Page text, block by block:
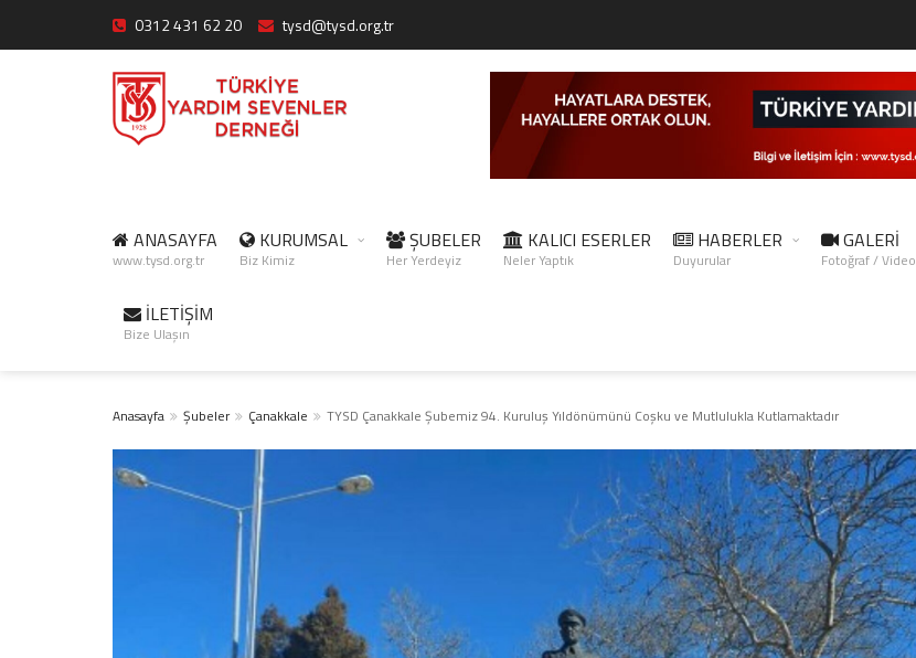
0312 431 62 20 tysd@tysd.org.tr
ANASAYFA
www.tysd.org.tr
KURUMSAL
Biz Kimiz
ŞUBELER
Her Yerdeyiz
KALICI ESERLER
Neler Yaptık
HABERLER
Duyurular
GALERİ
Fotoğraf / Video
İLETİŞİM
Bize Ulaşın
Anasayfa Şubeler Çanakkale TYSD Çanakkale Şubemiz 94. Kuruluş Yıldönümünü Coşku ve Mutlulukla Kutlamaktadır